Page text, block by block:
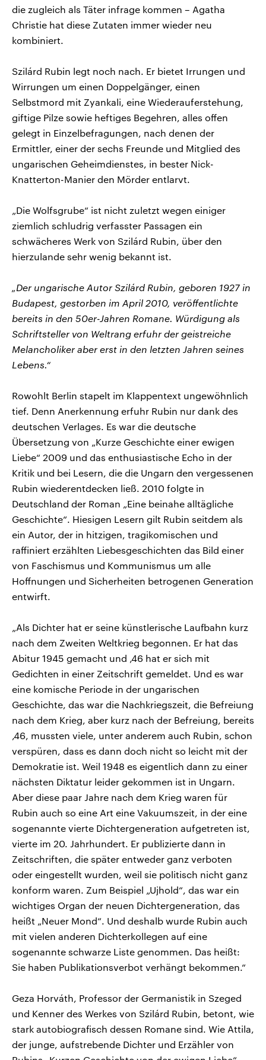
die zugleich als Täter infrage kommen – Agatha
Christie hat diese Zutaten immer wieder neu
kombiniert.
Szilárd Rubin legt noch nach. Er bietet Irrungen und
Wirrungen um einen Doppelgänger, einen
Selbstmord mit Zyankali, eine Wiederauferstehung,
giftige Pilze sowie heftiges Begehren, alles offen
gelegt in Einzelbefragungen, nach denen der
Ermittler, einer der sechs Freunde und Mitglied des
ungarischen Geheimdienstes, in bester Nick-
Knatterton-Manier den Mörder entlarvt.
„Die Wolfsgrube“ ist nicht zuletzt wegen einiger
ziemlich schludrig verfasster Passagen ein
schwächeres Werk von Szilárd Rubin, über den
hierzulande sehr wenig bekannt ist.
„Der ungarische Autor Szilárd Rubin, geboren 1927 in
Budapest, gestorben im April 2010, veröffentlichte
bereits in den 50er-Jahren Romane. Würdigung als
Schriftsteller von Weltrang erfuhr der geistreiche
Melancholiker aber erst in den letzten Jahren seines
Lebens.“
Rowohlt Berlin stapelt im Klappentext ungewöhnlich
tief. Denn Anerkennung erfuhr Rubin nur dank des
deutschen Verlages. Es war die deutsche
Übersetzung von „Kurze Geschichte einer ewigen
Liebe“ 2009 und das enthusiastische Echo in der
Kritik und bei Lesern, die die Ungarn den vergessenen
Rubin wiederentdecken ließ. 2010 folgte in
Deutschland der Roman „Eine beinahe alltägliche
Geschichte“. Hiesigen Lesern gilt Rubin seitdem als
ein Autor, der in hitzigen, tragikomischen und
raffiniert erzählten Liebesgeschichten das Bild einer
von Faschismus und Kommunismus um alle
Hoffnungen und Sicherheiten betrogenen Generation
entwirft.
„Als Dichter hat er seine künstlerische Laufbahn kurz
nach dem Zweiten Weltkrieg begonnen. Er hat das
Abitur 1945 gemacht und ‚46 hat er sich mit
Gedichten in einer Zeitschrift gemeldet. Und es war
eine komische Periode in der ungarischen
Geschichte, das war die Nachkriegszeit, die Befreiung
nach dem Krieg, aber kurz nach der Befreiung, bereits
‚46, mussten viele, unter anderem auch Rubin, schon
verspüren, dass es dann doch nicht so leicht mit der
Demokratie ist. Weil 1948 es eigentlich dann zu einer
nächsten Diktatur leider gekommen ist in Ungarn.
Aber diese paar Jahre nach dem Krieg waren für
Rubin auch so eine Art eine Vakuumszeit, in der eine
sogenannte vierte Dichtergeneration aufgetreten ist,
vierte im 20. Jahrhundert. Er publizierte dann in
Zeitschriften, die später entweder ganz verboten
oder eingestellt wurden, weil sie politisch nicht ganz
konform waren. Zum Beispiel „Ujhold“, das war ein
wichtiges Organ der neuen Dichtergeneration, das
heißt „Neuer Mond“. Und deshalb wurde Rubin auch
mit vielen anderen Dichterkollegen auf eine
sogenannte schwarze Liste genommen. Das heißt:
Sie haben Publikationsverbot verhängt bekommen.“
Geza Horváth, Professor der Germanistik in Szeged
und Kenner des Werkes von Szilárd Rubin, betont, wie
stark autobiografisch dessen Romane sind. Wie Attila,
der junge, aufstrebende Dichter und Erzähler von